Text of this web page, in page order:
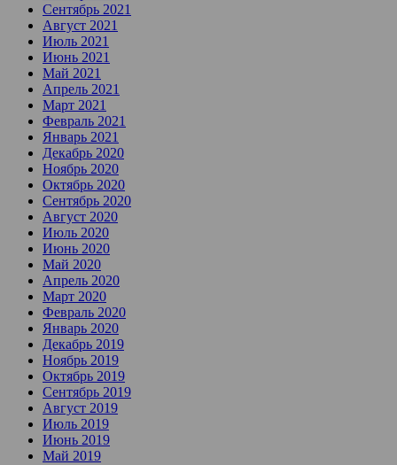
Сентябрь 2021
Август 2021
Июль 2021
Июнь 2021
Май 2021
Апрель 2021
Март 2021
Февраль 2021
Январь 2021
Декабрь 2020
Ноябрь 2020
Октябрь 2020
Сентябрь 2020
Август 2020
Июль 2020
Июнь 2020
Май 2020
Апрель 2020
Март 2020
Февраль 2020
Январь 2020
Декабрь 2019
Ноябрь 2019
Октябрь 2019
Сентябрь 2019
Август 2019
Июль 2019
Июнь 2019
Май 2019